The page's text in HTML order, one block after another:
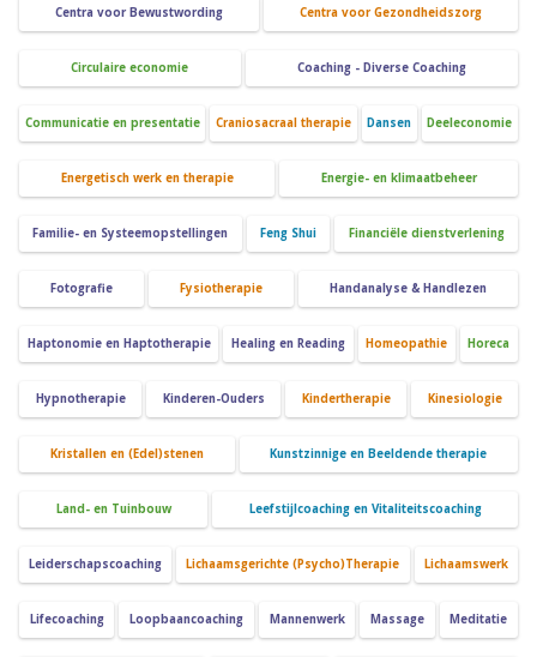
Centra voor Bewustwording Centra voor Gezondheidszorg
Circulaire economie Coaching - Diverse Coaching
Communicatie en presentatie Craniosacraal therapie Dansen Deeleconomie
Energetisch werk en therapie Energie- en klimaatbeheer
Familie- en Systeemopstellingen Feng Shui Financiële dienstverlening
Fotografie Fysiotherapie Handanalyse & Handlezen
Haptonomie en Haptotherapie Healing en Reading Homeopathie Horeca
Hypnotherapie Kinderen-Ouders Kindertherapie Kinesiologie
Kristallen en (Edel)stenen Kunstzinnige en Beeldende therapie
Land- en Tuinbouw Leefstijlcoaching en Vitaliteitscoaching
Leiderschapscoaching Lichaamsgerichte (Psycho)Therapie Lichaamswerk
Lifecoaching Loopbaancoaching Mannenwerk Massage Meditatie